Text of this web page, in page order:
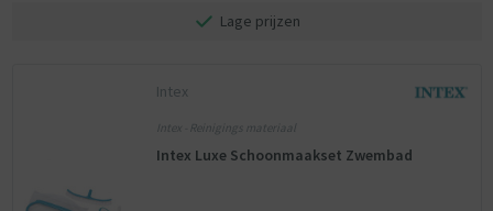
Lage prijzen
Intex
Intex - Reinigings materiaal
Intex Luxe Schoonmaakset Zwembad